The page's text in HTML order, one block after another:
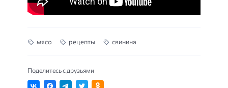
мясо рецепты свинина
Поделитесь с друзьями